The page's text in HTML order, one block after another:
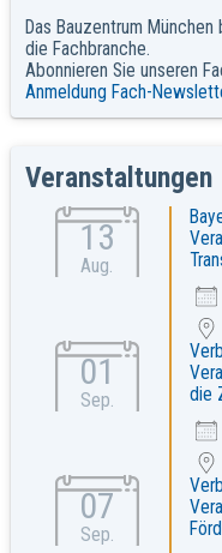
Das Bauzentrum
die Fachbranche.
Abonnieren Sie unseren
Anmeldung Fach-
Veranstaltungen
13
Aug.
01
Sep.
die
07
Sep.